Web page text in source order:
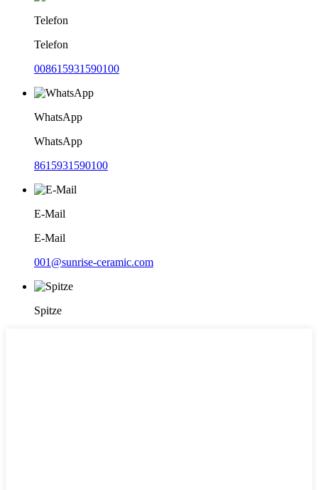
Telefon
Telefon
008615931590100
WhatsApp
WhatsApp
8615931590100
E-Mail
E-Mail
001@sunrise-ceramic.com
Spitze